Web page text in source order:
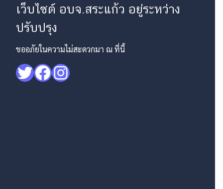
เว็บไซต์ อบจ.สระแก้ว อยู่ระหว่าง
ปรับปรุง
ขออภัยในความไม่สะดวกมา ณ ที่นี้
Twitter
Facebook
Instagram